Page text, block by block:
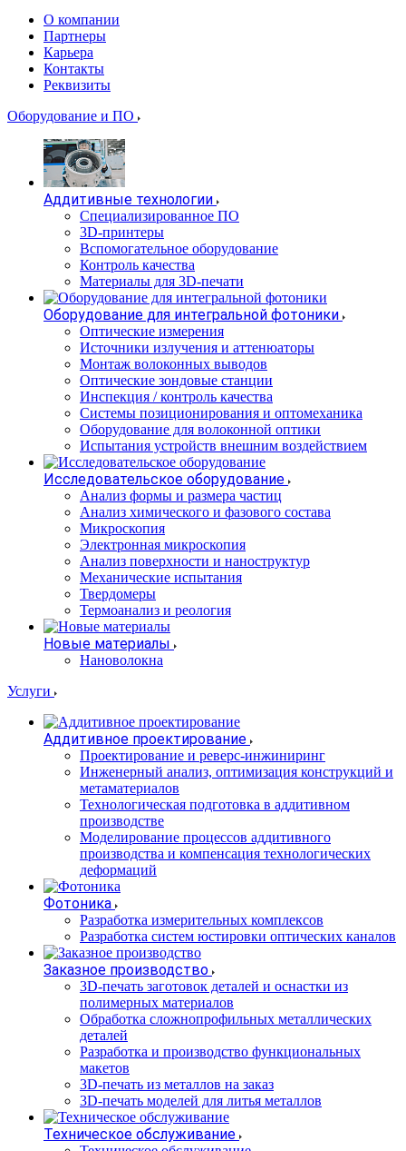
О компании
Партнеры
Карьера
Контакты
Реквизиты
Оборудование и ПО
Аддитивные технологии
Специализированное ПО
3D-принтеры
Вспомогательное оборудование
Контроль качества
Материалы для 3D-печати
Оборудование для интегральной фотоники
Оптические измерения
Источники излучения и аттенюаторы
Монтаж волоконных выводов
Оптические зондовые станции
Инспекция / контроль качества
Системы позиционирования и оптомеханика
Оборудование для волоконной оптики
Испытания устройств внешним воздействием
Исследовательское оборудование
Анализ формы и размера частиц
Анализ химического и фазового состава
Микроскопия
Электронная микроскопия
Анализ поверхности и наноструктур
Механические испытания
Твердомеры
Термоанализ и реология
Новые материалы
Нановолокна
Услуги
Аддитивное проектирование
Проектирование и реверс-инжиниринг
Инженерный анализ, оптимизация конструкций и
метаматериалов
Технологическая подготовка в аддитивном
производстве
Моделирование процессов аддитивного
производства и компенсация технологических
деформаций
Фотоника
Разработка измерительных комплексов
Разработка систем юстировки оптических каналов
Заказное производство
3D-печать заготовок деталей и оснастки из
полимерных материалов
Обработка сложнопрофильных металлических
деталей
Разработка и производство функциональных
макетов
3D-печать из металлов на заказ
3D-печать моделей для литья металлов
Техническое обслуживание